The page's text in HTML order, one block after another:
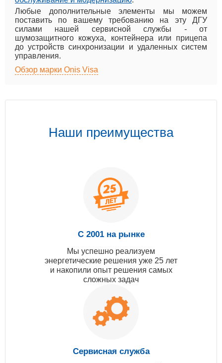
Любые дополнительные элементы мы можем
поставить по вашему требованию на эту ДГУ
силами нашей сервисной службы - от
шумозащитного кожуха, контейнера или прицепа
до устройств синхронизации и удаленных систем
управления.
Обзор марки Onis Visa
Наши преимущества
С 2001 на рынке
Мы успешно реализуем
энергетические решения уже 25 лет
и накопили опыт решения самых
сложных задач
Сервисная служба